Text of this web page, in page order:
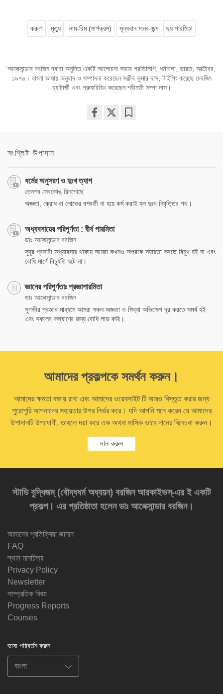
করুণা মৃত্যু লাম-রিম (মার্গক্রম) মূল্যবান মানব-জন্ম ছয় পারমিতা
আলেক্সান্ডার বরজিন দ্বারা অনুদিত একটি আলোচনা সভার প্রতিলিপি, ধর্মশালা, ভারত, অক্টোবর,
১৯৭৬। বাংলা ভাষায় অনুবাদ ও সম্পাদনা করেছেন সঞ্জীব কুমার দাস, টাইপিং করেছে দেবজিৎ
চ্যাটার্জী এবং প্রুফরিডিং করেছেন শ্রীমতী সম্পা দাস।
সংশ্লিষ্ট উপাদান
ধর্মের অনুসরণ ও দুঃখ ত্যাগ
তেনশব সেরকোঙ্‌ রিনপোছে
অজ্ঞতা, ক্রোধ বা লোভের বশবর্তী না হয়ে কর্ম করাই হল দুঃখ নিবৃত্তির পথ।
অধ্যবসায়ের পরিপূর্ণতা : বীর্য পারমিতা
ডাঃ আলেক্সান্ডার বরজিন
সুদূর প্রসারী অধ্যাবসায় থাকায় আমরা কখনও অপরকে সহায়তা করতে বিমুখ হই না এবং
বোধি মার্গে বিচ্যুতি ঘটে না।
জ্ঞানের পরিপূর্ণতাঃ প্রজ্ঞাপারমিতা
ডাঃ আলেক্সান্ডার বরজিন
সুগভীর প্রজ্ঞার মাধ্যমে আমরা সকল অজ্ঞতা ও মিথ্যা অভিক্ষেপ দূর করতে সমর্থ হই
এবং সকলের কল্যাণের জন্য বোধি লাভ করি।
আমাদের প্রকল্পকে সমর্থন করুন।
আমাদের ক্ষমতা বজায় রাখা এবং আমাদের ওয়েবসাইট টি আরও বিস্তৃত করার জন্য
পুরোপুরি আপনাদের সহায়তার উপর নির্ভর করে। যদি আপনি মনে করেন যে আমাদের
উপাদানটি উপযোগী, তাহলে দয়া করে এক অথবা মাসিক ভাবে দানের বিবেচনা করুন।
দান করুন
স্টাডি বুদ্ধিজম্‌ (বৌদ্ধধর্ম অধ্যয়ন) বরজিন আরকাইভস্‌-এর ই একটি
প্রকল্প। এর প্রতিষ্ঠাতা হলেন ডাঃ আলেক্সান্ডার বরজিন।
আমাদের প্রতিক্রিয়া জানান
FAQ
স্থান মানচিত্র
Privacy Policy
Newsletter
সাম্প্রতিক বিষয়
Progress Reports
Courses
ভাষা পরিবর্তন করুন